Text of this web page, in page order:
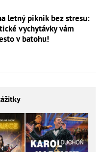
letný piknik bez stresu:
vychytávky vám
v batohu!